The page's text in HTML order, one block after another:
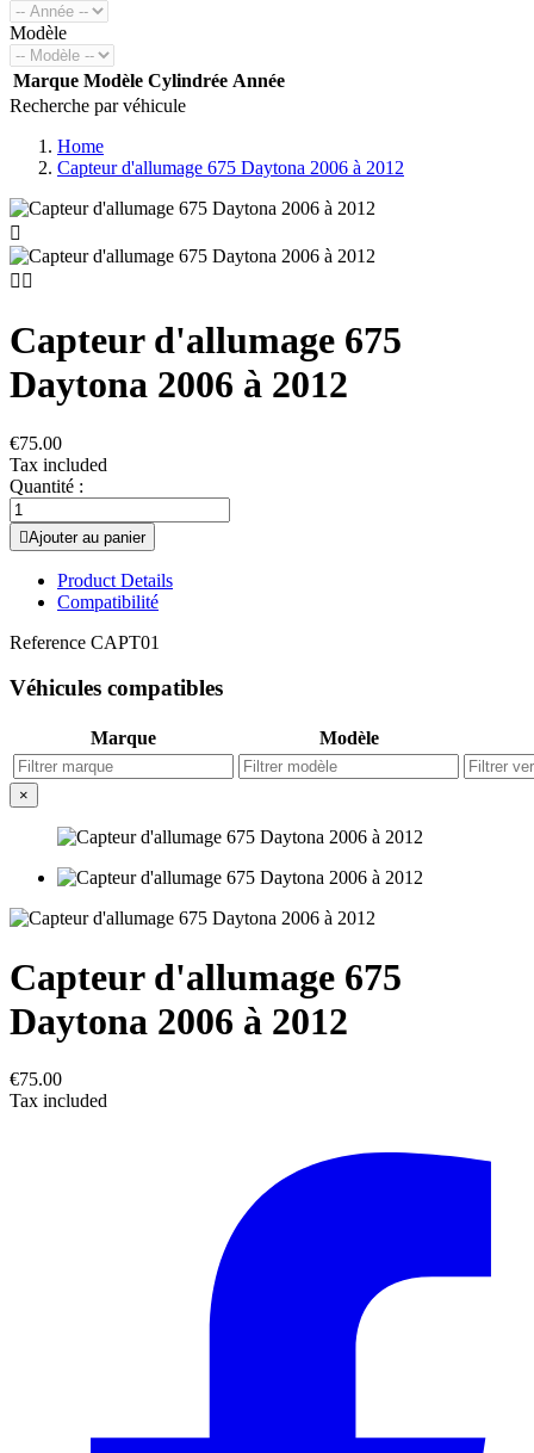
Modèle
Marque Modèle Cylindrée Année
Recherche par véhicule
Home
Capteur d'allumage 675 Daytona 2006 à 2012

 
Capteur d'allumage 675
Daytona 2006 à 2012
€75.00
Tax included
Quantité :
Ajouter au panier
Product Details
Compatibilité
Reference CAPT01
Véhicules compatibles
Marque Modèle
×
Capteur d'allumage 675
Daytona 2006 à 2012
€75.00
Tax included